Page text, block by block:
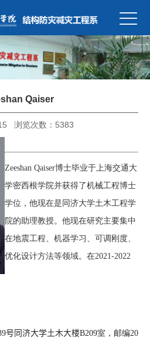
Qaiser
浏览次数： 5383
号同济大学土木大楼B209室，邮编20
Zeeshan Qaiser博士毕业于上海交通大
学密西根学院并获得了机械工程博士
学位，他现在是同济大学土木工程学
院的助理教授。他现在研究主要集中
在地震工程、机器学习、可调刚度、
优化设计方法等领域。在2021-2022